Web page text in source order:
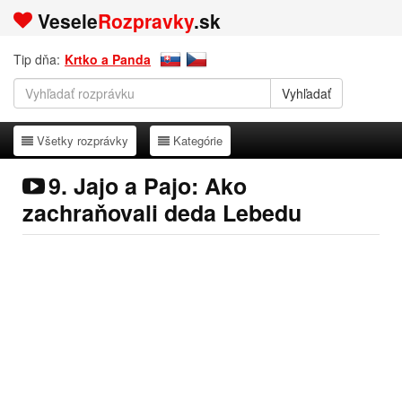
VeseleRozpravky.sk
Tip dňa: Krtko a Panda
Všetky rozprávky
Všetky rozprávky Kategórie
Kategórie
9. Jajo a Pajo: Ako
zachraňovali deda Lebedu